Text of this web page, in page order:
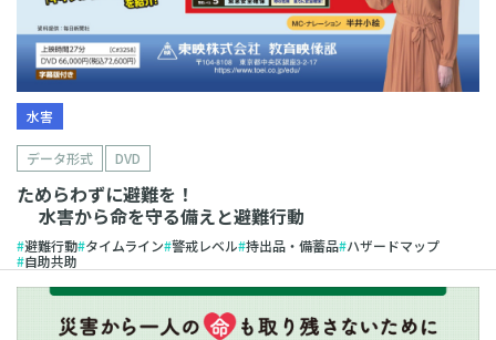
水害
データ形式 DVD
ためらわずに避難を！
水害から命を守る備えと避難行動
避難行動 タイムライン 警戒レベル 持出品・備蓄品 ハザードマップ
自助共助